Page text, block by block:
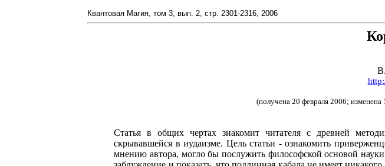
Квантовая Магия, том 3, вып. 2, стр. 2301-2316, 2006
(получена 20 февраля 2006;
Статья в общих чертах знакомит читателя с древней
скрывавшейся в иудаизме. Цель статьи - ознакомить
мнению автора, могло бы послужить философской основой